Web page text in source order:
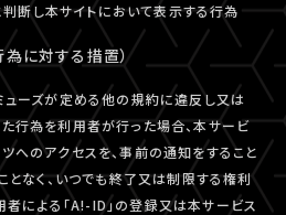
断し本サイトにおいて表示する行為
に対する措置）
ューズが定める他の規約に違反し又は
行為を利用者が行った場合、本サービ
へのアクセスを、事前の通知をすること
となく、いつでも終了又は制限する権利
者による「A!-ID」の登録又は本サービス